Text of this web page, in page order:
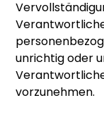
unrichtig oder
vorzunehmen.